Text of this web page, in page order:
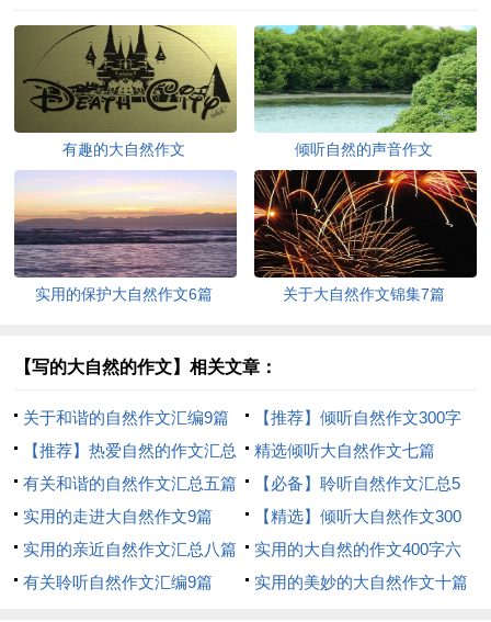
有趣的大自然作文 倾听自然的声音作文
实用的保护大自然作文6篇 关于大自然作文锦集7篇
【写的大自然的作文】相关文章：
关于和谐的自然作文汇编9篇
【推荐】倾听自然作文300字
八篇
【推荐】热爱自然的作文汇总
九篇
精选倾听大自然作文七篇
有关和谐的自然作文汇总五篇
【必备】聆听自然作文汇总5
篇
实用的走进大自然作文9篇
【精选】倾听大自然作文300
字3篇
实用的亲近自然作文汇总八篇
实用的大自然的作文400字六
篇
有关聆听自然作文汇编9篇 实用的美妙的大自然作文十篇